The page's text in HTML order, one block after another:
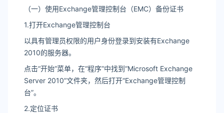
（一）使用Exchange管理控制台（EMC）备份证书
1.打开Exchange管理控制台
以具有管理员权限的用户身份登录到安装有Exchange
2010的服务器。
点击“开始”菜单，在“程序”中找到“Microsoft Exchange
Server 2010”文件夹，然后打开“Exchange管理控制
台”。
2.定位证书